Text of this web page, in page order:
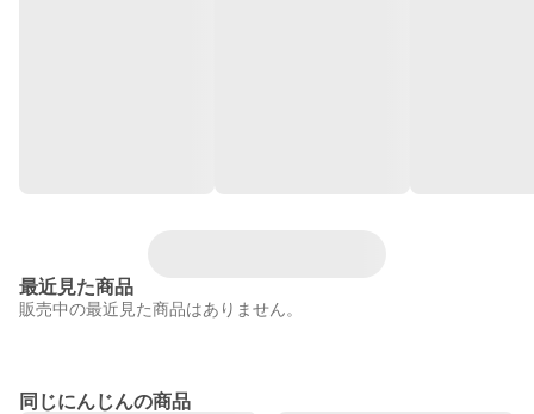
最近見た商品
販売中の最近見た商品はありません。
同じにんじんの商品